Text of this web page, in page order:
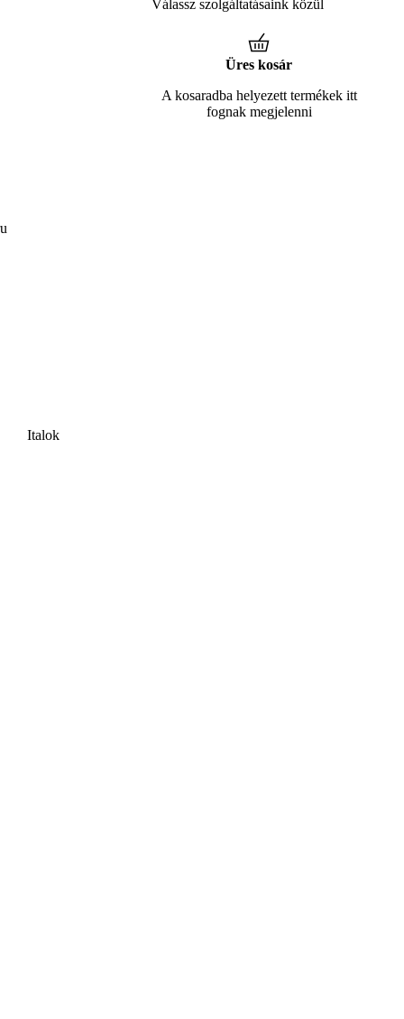
Italok
Válassz szolgáltatásaink közül
Üres kosár
A kosaradba helyezett termékek itt
fognak megjelenni